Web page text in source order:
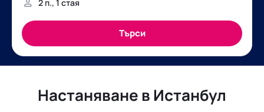
Настаняване в Истанбул